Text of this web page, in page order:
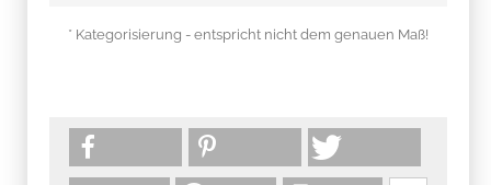
* Kategorisierung - entspricht nicht dem genauen Maß!